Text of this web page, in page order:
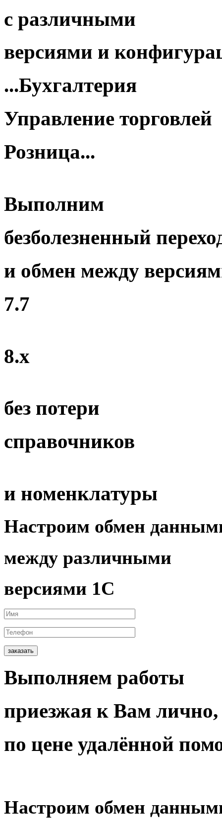
с различными
версиями и
...Бухгалтерия
Управление торговлей
Розница...
Выполним
безболезненный
и обмен между
7.7
8.x
без потери
справочников
и номенклатуры
Настроим обмен
между различными
версиями 1С
заказать
Выполняем работы
приезжая к Вам лично,
по цене удалённой
Настроим обмен